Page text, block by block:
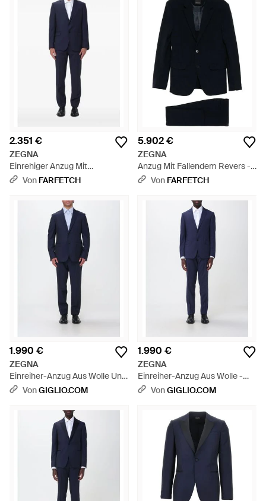
2.351 €
ZEGNA
Einrehiger Anzug Mit
Nadelstreifen - Blau
Von FARFETCH
5.902 €
ZEGNA
Anzug Mit Fallendem Revers -
Schwarz
Von FARFETCH
1.990 €
ZEGNA
Einreiher-Anzug Aus Wolle Und
Mohair - Blau
VonGIGLIO.COM
1.990 €
ZEGNA
Einreiher-Anzug Aus Wolle -
BlauVonGIGLIO.COM